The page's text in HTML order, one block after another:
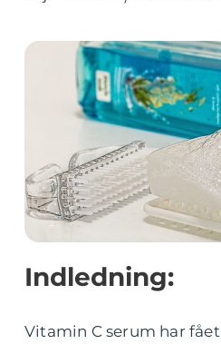
Indledning:
Vitamin C serum har